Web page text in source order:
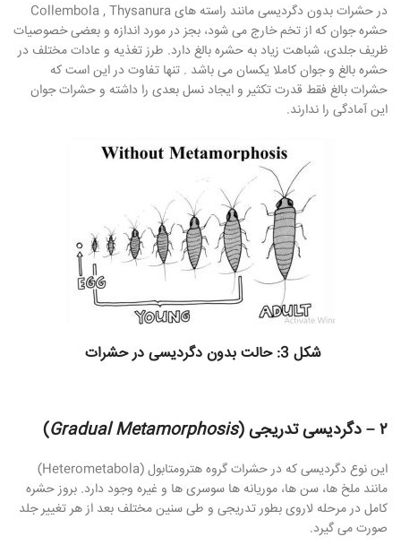
در حشرات بدون دگردیسی مانند راسته های Collembola , Thysanura
حشره جوان که از تخم خارج می شود، بجز در مورد اندازه و بعضی خصوصیات
ظریف جلدی، شباهت زیاد به حشره بالغ دارد. طرز تغذیه و عادات مختلف در
حشره بالغ و جوان کاملا یکسان می باشد . تنها تفاوت در این است که
حشرات بالغ فقط قدرت تکثیر و ایجاد نسل بعدی را داشته و حشرات جوان
این آمادگی را ندارند.
شکل 3: حالت بدون دگردیسی در حشرات
۲ – دگردیسی تدریجی ( Gradual Metamorphosis
)
این نوع دگردیسی که در حشرات گروه هترومتابول (Heterometabola)
مانند ملخ ها، سن ها، موریانه ها سوسری ها و غیره وجود دارد. بروز حشره
کامل در مرحله لاروی بطور تدریجی و طی سنین مختلف بعد از هر تغییر جلد
صورت می گیرد.